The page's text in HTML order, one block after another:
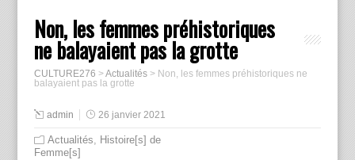
Non, les femmes préhistoriques
ne balayaient pas la grotte
CULTURE276 >Actualités> Non, les femmes préhistoriques ne
balayaient pas la grotte
admin 26 janvier 2021
Actualités, Histoire[s] de
Femme[s]